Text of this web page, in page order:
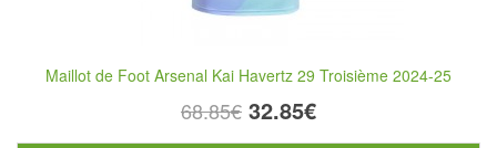
Maillot de Foot Arsenal Kai Havertz 29 Troisième 2024-25
68.85€ 32.85€